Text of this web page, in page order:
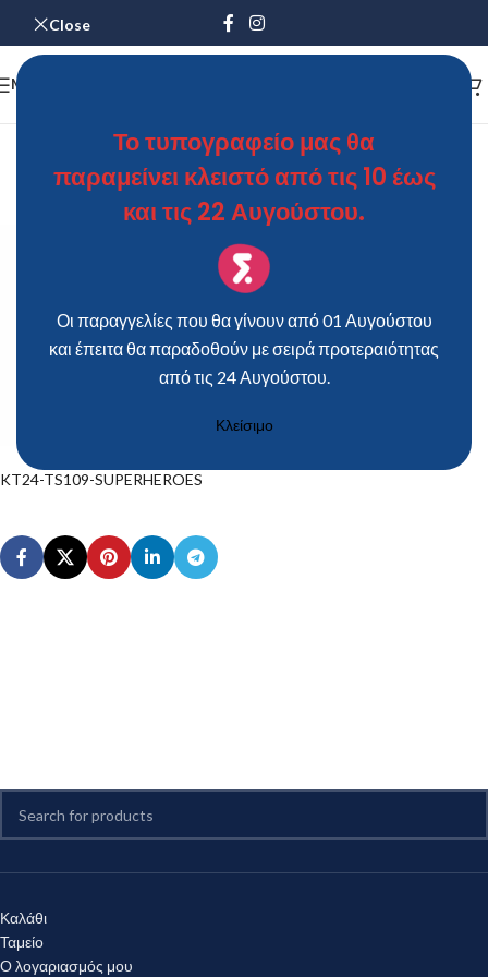
Close
Το τυπογραφείο μας θα
παραμείνει κλειστό από τις 10 έως
και τις 22 Αυγούστου.
Οι παραγγελίες που θα γίνουν από 01 Αυγούστου
και έπειτα θα παραδοθούν με σειρά προτεραιότητας
από τις 24 Αυγούστου.
Κλείσιμο
MENU
KT24-TS109-SUPERHEROES
ΘΩΜΑΣOn 8 Ιουνίου 2019
KT24-TS109-SUPERHEROES
Καλάθι
Ταμείο
Ο λογαριασμός μου